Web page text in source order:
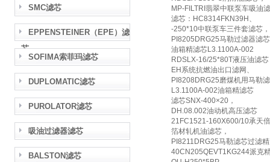
SMC滤芯
EPPENSTEINER（EPE）滤
芯
SOFIMA索菲玛滤芯
DUPLOMATIC滤芯
PUROLATOR滤芯
吸油过滤器滤芯
BALSTON滤芯
MP-FILTRI翡翠中联泵车吸油
滤芯：HC8314FKN39H、
-250*10中联泵车三件套滤芯，
PI8205DRG25马勒过滤器滤
油箱精滤芯L3.1100A-002
RDSLX-16/25*80T液压油滤芯
EH系统抗燃油出口滤网、
PI8208DRG25磨煤机用马勒
L3.1100A-002油箱精滤芯
滤芯SNX-400×20，
DH.08.002油动机高压滤芯
21FC1521-160X600/10承天
箔材轧机油滤芯，
PI8211DRG25马勒滤芯过滤
40CN205QEVT1KG244派克